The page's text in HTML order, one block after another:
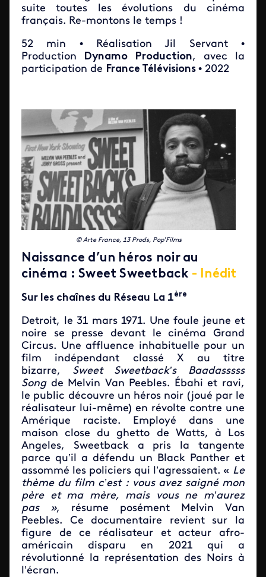
suite toutes les évolutions du cinéma
français. Re-montons le temps !
52 min • Réalisation Jil Servant •
Production Dynamo Production, avec la
participation de France Télévisions • 2022
© Arte France, 13 Prods, Pop’Films
Naissance d’un héros noir au
cinéma : Sweet Sweetback - Inédit
Sur les chaînes du Réseau La 1ère
Detroit, le 31 mars 1971. Une foule jeune et
noire se presse devant le cinéma Grand
Circus. Une affluence inhabituelle pour un
film indépendant classé X au titre
bizarre, Sweet Sweetback’s Baadasssss
Song de Melvin Van Peebles. Ébahi et ravi,
le public découvre un héros noir (joué par le
réalisateur lui-même) en révolte contre une
Amérique raciste. Employé dans une
maison close du ghetto de Watts, à Los
Angeles, Sweetback a pris la tangente
parce qu’il a défendu un Black Panther et
assommé les policiers qui l’agressaient. « Le
thème du film c’est : vous avez saigné mon
père et ma mère, mais vous ne m’aurez
pas », résume posément Melvin Van
Peebles. Ce documentaire revient sur la
figure de ce réalisateur et acteur afro-
américain disparu en 2021 qui a
révolutionné la représentation des Noirs à
l’écran.